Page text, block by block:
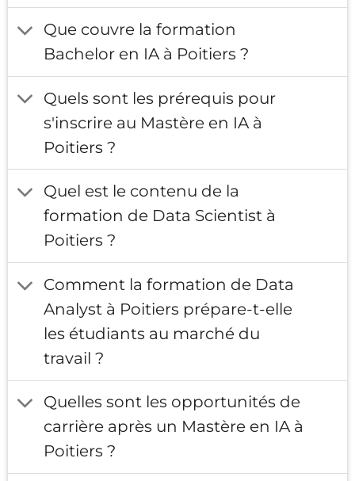
Que couvre la formation
Bachelor en IA à Poitiers ?
Quels sont les prérequis pour
s'inscrire au Mastère en IA à
Poitiers ?
Quel est le contenu de la
formation de Data Scientist à
Poitiers ?
Comment la formation de Data
Analyst à Poitiers prépare-t-elle
les étudiants au marché du
travail ?
Quelles sont les opportunités de
carrière après un Mastère en IA à
Poitiers ?